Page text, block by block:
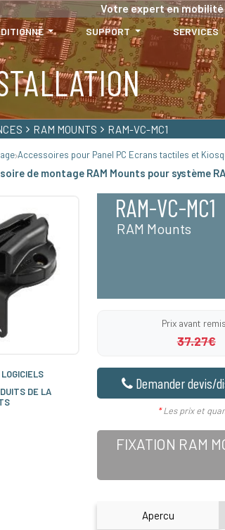
Votre expert en
SUPPORT SERVICES
RAM MOUNTS RAM-VC-MC1
Accessoires pour Panel PC Ecrans tactiles et
de montage RAM Mounts pour système
DE LA
RAM-VC-MC1
RAM Mounts
Prix avant
37.27€
Demander devis/
*Les prix et
FIXATION RAM
Apercu